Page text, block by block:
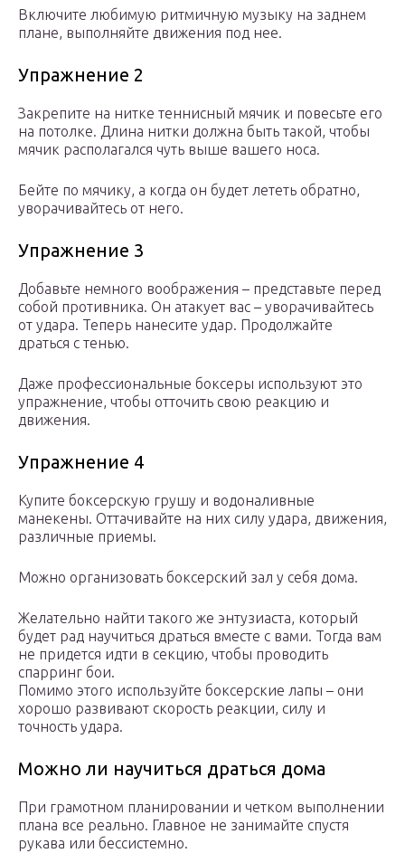
Включите любимую ритмичную музыку на заднем
плане, выполняйте движения под нее.
Упражнение 2
Закрепите на нитке теннисный мячик и повесьте его
на потолке. Длина нитки должна быть такой, чтобы
мячик располагался чуть выше вашего носа.
Бейте по мячику, а когда он будет лететь обратно,
уворачивайтесь от него.
Упражнение 3
Добавьте немного воображения – представьте перед
собой противника. Он атакует вас – уворачивайтесь
от удара. Теперь нанесите удар. Продолжайте
драться с тенью.
Даже профессиональные боксеры используют это
упражнение, чтобы отточить свою реакцию и
движения.
Упражнение 4
Купите боксерскую грушу и водоналивные
манекены. Оттачивайте на них силу удара, движения,
различные приемы.
Можно организовать боксерский зал у себя дома.
Желательно найти такого же энтузиаста, который
будет рад научиться драться вместе с вами. Тогда вам
не придется идти в секцию, чтобы проводить
спарринг бои.
Помимо этого используйте боксерские лапы – они
хорошо развивают скорость реакции, силу и
точность удара.
Можно ли научиться драться дома
При грамотном планировании и четком выполнении
плана все реально. Главное не занимайте спустя
рукава или бессистемно.